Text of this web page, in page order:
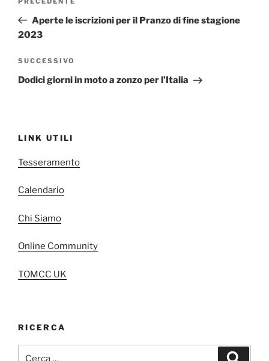
Articolo
precedente:
Aperte le iscrizioni per il Pranzo di fine stagione
2023
Articolo
successivo
SUCCESSIVO
Dodici giorni in moto a zonzo per l’Italia
LINK UTILI
Tesseramento
Calendario
Chi Siamo
Online Community
TOMCC UK
RICERCA